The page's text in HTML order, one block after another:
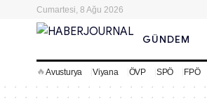
Cumartesi, 8 Ağu 2026
GÜNDEM
🔥Avusturya Viyana ÖVP SPÖ FPÖ